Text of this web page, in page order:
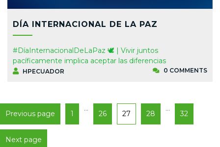
DÍA INTERNACIONAL DE LA PAZ
#DíaInternacionalDeLaPaz 🕊 | Vivir juntos
pacíficamente implica aceptar las diferencias
HPECUADOR 0 COMMENTS
Previous page 1
…
26 27 28
…
32
Next page